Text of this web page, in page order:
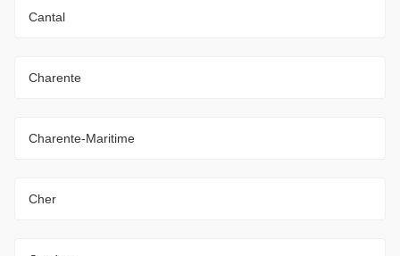
Cantal
Charente
Charente-Maritime
Cher